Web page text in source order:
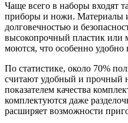
Чаще всего в наборы входят
приборы и ножи. Материалы
долговечностью и
высокопрочный пластик или
моются, что особенно
По статистике, около 70%
считают удобный и прочный
показателем качества
комплектуются даже
расширяет возможности